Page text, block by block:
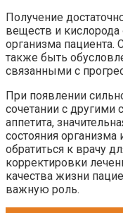
Получение
веществ и кислорода
организма пациента.
также быть
связанными с
При появлении
сочетании с другими
аппетита,
состояния
обратиться к врачу
корректировки
качества жизни
важную роль.